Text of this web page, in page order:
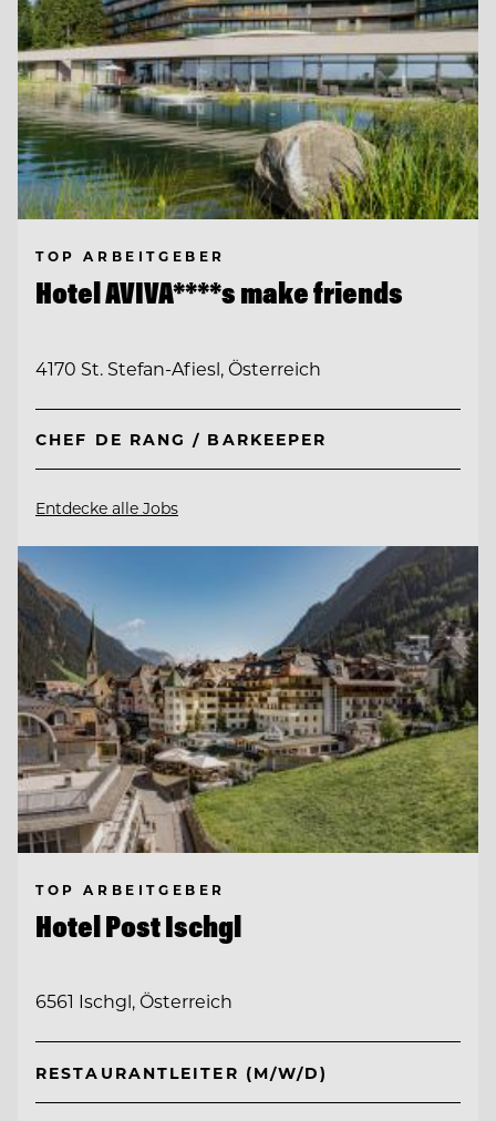
TOP ARBEITGEBER
Hotel AVIVA****s make friends
4170 St. Stefan-Afiesl, Österreich
CHEF DE RANG / BARKEEPER
Entdecke alle Jobs
TOP ARBEITGEBER
Hotel Post Ischgl
6561 Ischgl, Österreich
RESTAURANTLEITER (M/W/D)